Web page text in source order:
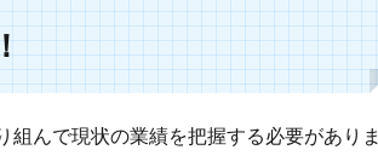
んで現状の業績を把握する必要がありま